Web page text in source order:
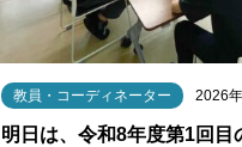
教員・コーディネーター 2026
明日は、令和8年度第1回目